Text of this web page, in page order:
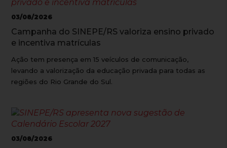
03/08/2026
Campanha do SINEPE/RS valoriza ensino privado
e incentiva matrículas
Ação tem presença em 15 veículos de comunicação,
levando a valorização da educação privada para todas as
regiões do Rio Grande do Sul.
03/08/2026